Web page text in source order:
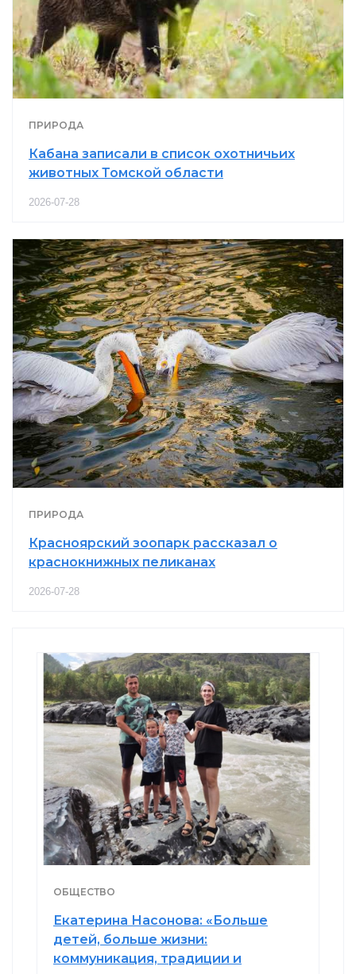
ПРИРОДА
Кабана записали в список охотничьих
животных Томской области
2026-07-28
ПРИРОДА
Красноярский зоопарк рассказал о
краснокнижных пеликанах
2026-07-28
ОБЩЕСТВО
Екатерина Насонова: «Больше
детей, больше жизни:
коммуникация, традиции и